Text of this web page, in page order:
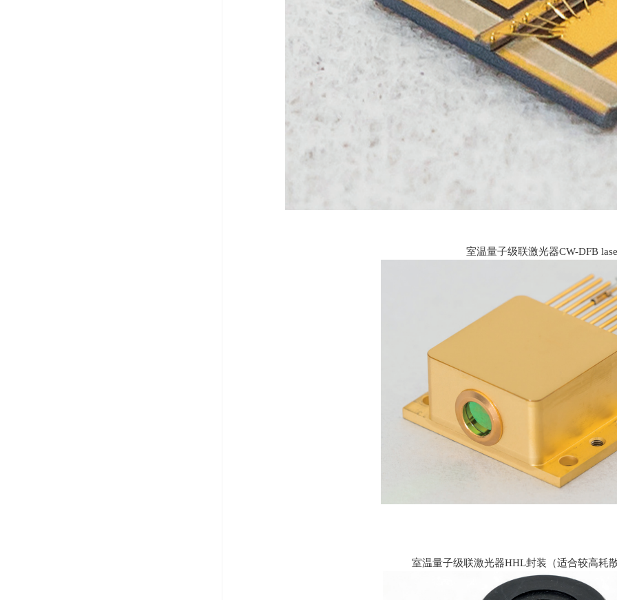
室温量子级联激光器CW-DFB
室温量子级联激光器HHL封装（适合较高耗